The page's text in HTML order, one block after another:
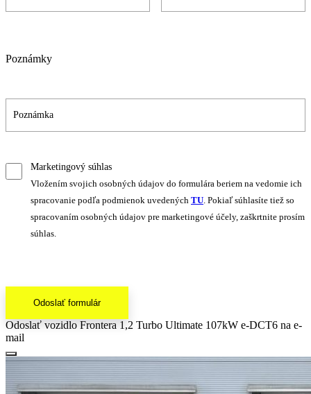
Poznámky
Marketingový súhlas
Vložením svojich osobných údajov do formulára beriem na vedomie ich
spracovanie podľa podmienok uvedených TU. Pokiaľ súhlasíte tiež so
spracovaním osobných údajov pre marketingové účely, zaškrtnite prosím
súhlas.
Odoslať formulár
Odoslať vozidlo Frontera 1,2 Turbo Ultimate 107kW e-DCT6 na e-
mail